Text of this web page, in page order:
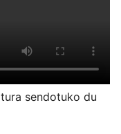
sendotuko du